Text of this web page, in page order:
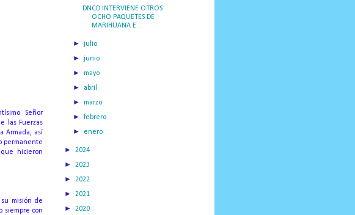
Señor
las Fuerzas
Armada, así
permanente
hicieron
misión de
siempre con
DNCD INTERVIENE OTROS
OCHO PAQUETES DE
MARIHUANA E...
►julio
►junio
►mayo
► abril
►marzo
►febrero
► enero
► 2024
► 2023
► 2022
► 2021
► 2020